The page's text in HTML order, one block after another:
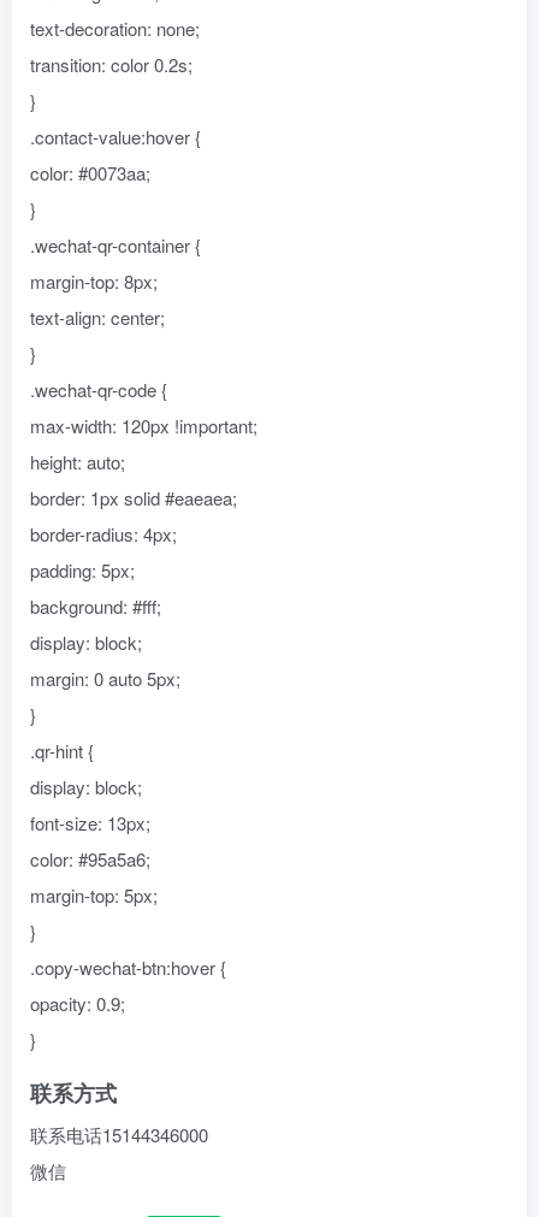
text-decoration: none;
transition: color 0.2s;
}
.contact-value:hover {
color: #0073aa;
}
.wechat-qr-container {
margin-top: 8px;
text-align: center;
}
.wechat-qr-code {
max-width: 120px !important;
height: auto;
border: 1px solid #eaeaea;
border-radius: 4px;
padding: 5px;
background: #fff;
display: block;
margin: 0 auto 5px;
}
.qr-hint {
display: block;
font-size: 13px;
color: #95a5a6;
margin-top: 5px;
}
.copy-wechat-btn:hover {
opacity: 0.9;
}
联系方式
联系电话15144346000
微信